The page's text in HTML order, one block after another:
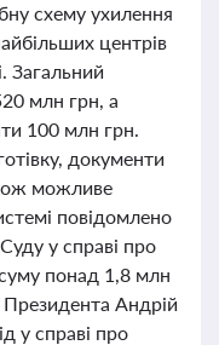
схему ухилення
центрів
Загальний
млн грн, а
100 млн грн.
документи
можливе
повідомлено
у справі про
понад 1,8 млн
Андрій
у справі про